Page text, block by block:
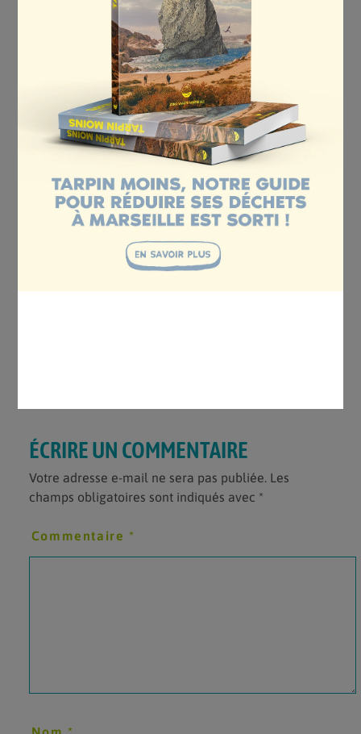
Merci à la dream team 💚
Un grand merci auxbénévolesprésent·es, à
l’équipe salariéeet auxvolontaires en service
pour l’organisation du week-end, ainsi
qu’auxmembres du Conseil d’Administration
ont animé des ateliers et temps d’échange tout au
long du séjour !
Ce premier week-end de cohésion est une belle
réussite… et ce n’est clairement pas le dernier !
ÉCRIRE UN COMMENTAIRE
Votre adresse e-mail ne sera pas publiée. Les
champs obligatoires sont indiqués avec *
Commentaire*